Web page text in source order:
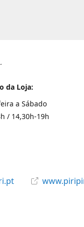
da Loja:
a Sábado
/ 14,30h-19h